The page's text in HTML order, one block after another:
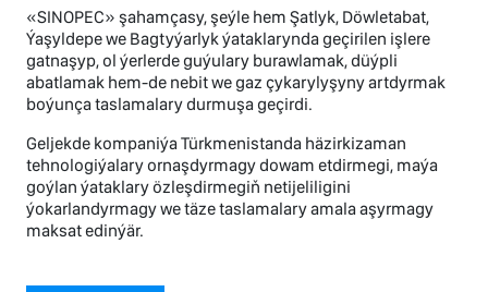
«SINOPEC» şahamçasy, şeýle hem Şatlyk, Döwletabat,
Ýaşyldepe we Bagtyýarlyk ýataklarynda geçirilen işlere
gatnaşyp, ol ýerlerde guýulary burawlamak, düýpli
abatlamak hem-de nebit we gaz çykarylyşyny artdyrmak
boýunça taslamalary durmuşa geçirdi.
Geljekde kompaniýa Türkmenistanda häzirkizaman
tehnologiýalary ornaşdyrmagy dowam etdirmegi, maýa
goýlan ýataklary özleşdirmegiň netijeliligini
ýokarlandyrmagy we täze taslamalary amala aşyrmagy
maksat edinýär.